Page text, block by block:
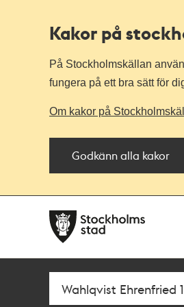
Kakor på
På Stockholmskällan
fungera på ett bra sätt för
Om kakor på
Godkänn alla kakor
navigationen
huvudinnehållet
Sök